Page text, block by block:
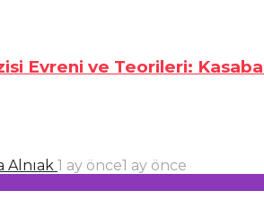
Evreni ve Teorileri:
Alnıak 1 ay önce1 ay önce